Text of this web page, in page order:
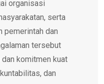
organisasi
serta
pemerintah dan
tersebut
komitmen kuat
dan